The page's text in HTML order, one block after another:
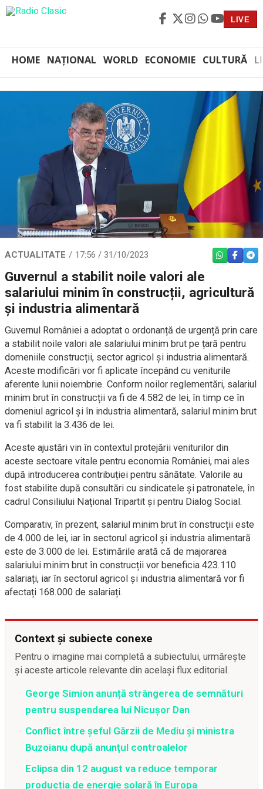
LIVE
HOME NAȚIONAL WORLD ECONOMIE CULTURĂ
ACTUALITATE 17:56 / 31/10/2023 WHATSAPP
Guvernul a stabilit noile valori ale
salariului minim în construcții, agricultură
și industria alimentară
Guvernul României a adoptat o ordonanță de urgență prin care
a stabilit noile valori ale salariului minim brut pe țară pentru
domeniile construcții, sector agricol și industria alimentară.
Aceste modificări vor fi aplicate începând cu veniturile
aferente lunii noiembrie. Conform noilor reglementări, salariul
minim brut în construcții va fi de 4.582 de lei, în timp ce în
domeniul agricol și în industria alimentară, salariul minim brut
va fi stabilit la 3.436 de lei.
Aceste ajustări vin în contextul protejării veniturilor din
aceste sectoare vitale pentru economia României, mai ales
după introducerea contribuției pentru sănătate. Valorile au
fost stabilite după consultări cu sindicatele și patronatele, în
cadrul Consiliului Național Tripartit și pentru Dialog Social.
Comparativ, în prezent, salariul minim brut în construcții este
de 4.000 de lei, iar în sectorul agricol și industria alimentară
este de 3.000 de lei. Estimările arată că de majorarea
salariului minim brut în construcții vor beneficia 423.110
salariați, iar în sectorul agricol și industria alimentară vor fi
afectați 168.000 de salariați.
Context și subiecte conexe
Pentru o imagine mai completă a subiectului, urmărește
și aceste articole relevante din același flux editorial.
George Simion anunță strângerea de semnături
pentru suspendarea lui Nicușor Dan
Conflict între şeful Gărzii de Mediu şi ministra
Buzoianu după anunţul controalelor
Eclipsa din 12 august va reduce temporar
producția de energie solară în Europa